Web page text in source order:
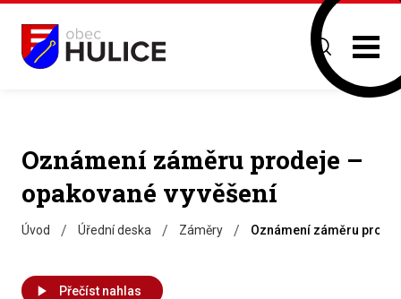
Oznámení záměru prodeje –
opakované vyvěšení
Úvod / Úřední deska / Záměry / Oznámení záměru
Přečíst nahlas